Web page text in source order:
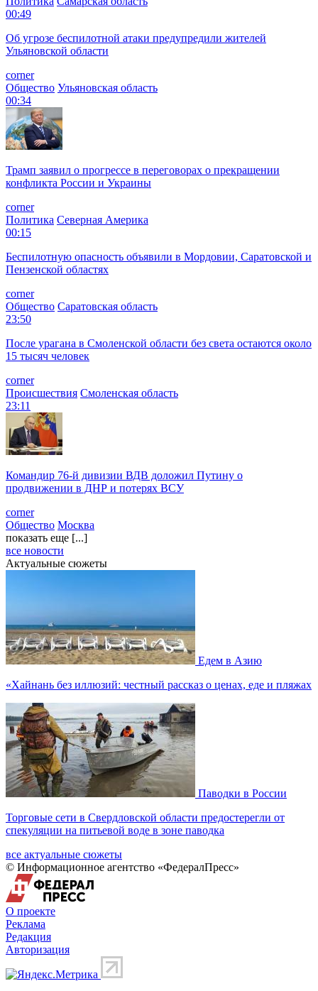
00:49
Об угрозе беспилотной атаки предупредили жителей
Ульяновской области
corner
Общество Ульяновская область
00:34
Трамп заявил о прогрессе в переговорах о прекращении
конфликта России и Украины
corner
Политика Северная Америка
00:15
Беспилотную опасность объявили в Мордовии, Саратовской и
Пензенской областях
corner
Общество Саратовская область
23:50
После урагана в Смоленской области без света остаются около
15 тысяч человек
corner
Происшествия Смоленская область
23:11
Командир 76-й дивизии ВДВ доложил Путину о
продвижении в ДНР и потерях ВСУ
corner
Общество Москва
показать еще [...]
все новости
Актуальные сюжеты
Едем в Азию
«Хайнань без иллюзий: честный рассказ о ценах, еде и пляжах
Паводки в России
Торговые сети в Свердловской области предостерегли от
спекуляции на питьевой воде в зоне паводка
все актуальные сюжеты
© Информационное агентство «ФедералПресс»
О проекте
Реклама
Редакция
Авторизация